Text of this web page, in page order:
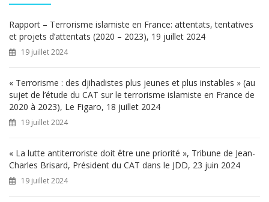
h
e
r
Rapport – Terrorisme islamiste en France: attentats, tentatives
et projets d’attentats (2020 – 2023), 19 juillet 2024
19 juillet 2024
« Terrorisme : des djihadistes plus jeunes et plus instables » (au
sujet de l’étude du CAT sur le terrorisme islamiste en France de
2020 à 2023), Le Figaro, 18 juillet 2024
19 juillet 2024
« La lutte antiterroriste doit être une priorité », Tribune de Jean-
Charles Brisard, Président du CAT dans le JDD, 23 juin 2024
19 juillet 2024